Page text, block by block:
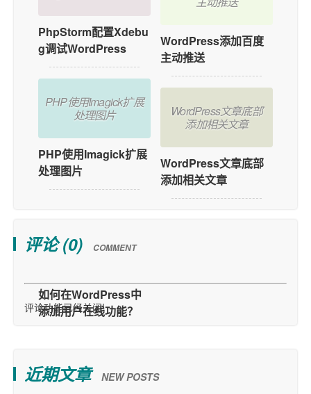
PhpStorm配置Xdebu
g调试WordPress
PHP使用Imagick扩展
处理图片
PHP使用Imagick扩展
处理图片
WordPress添加百度
主动推送
WordPress文章底部
添加相关文章
WordPress文章底部
添加相关文章
评论 (0) COMMENT
评论功能已经关闭!
近期文章 NEW POSTS